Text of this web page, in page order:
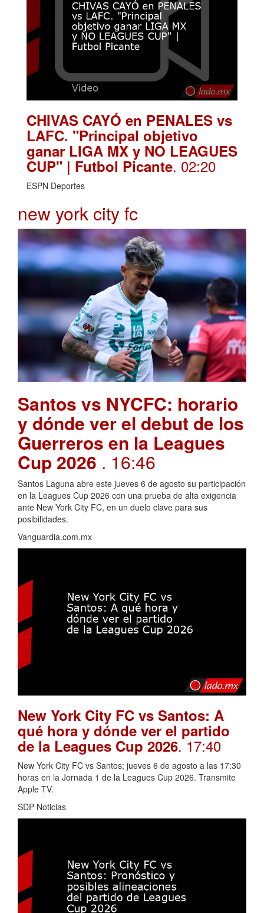
CHIVAS CAYÓ en PENALES vs
LAFC. "Principal objetivo
ganar LIGA MX y NO LEAGUES
CUP" | Futbol Picante. 02:20
ESPN Deportes
new york city fc
Santos vs NYCFC: horario
y dónde ver el debut de los
Guerreros en la Leagues
Cup 2026 . 16:46
Santos Laguna abre este jueves 6 de agosto su participación
en la Leagues Cup 2026 con una prueba de alta exigencia
ante New York City FC, en un duelo clave para sus
posibilidades.
Vanguardia.com.mx
New York City FC vs Santos: A
qué hora y dónde ver el partido
de la Leagues Cup 2026. 17:40
New York City FC vs Santos; jueves 6 de agosto a las 17:30
horas en la Jornada 1 de la Leagues Cup 2026. Transmite
Apple TV.
SDP Noticias